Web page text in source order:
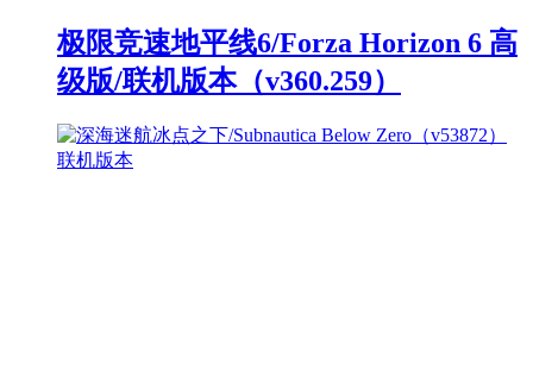
极限竞速地平线6/Forza Horizon 6 高
级版/联机版本（v360.259）